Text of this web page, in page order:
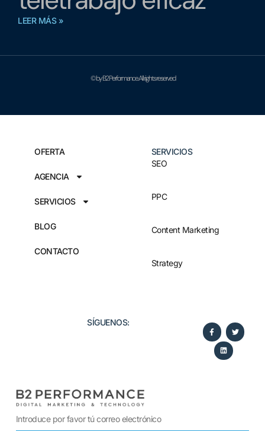
LEER MÁS »
© by B2 Performance. All rights reserved
OFERTA
AGENCIA
SERVICIOS
BLOG
CONTACTO
SERVICIOS
SEO
PPC
Content Marketing
Strategy
SÍGUENOS:​